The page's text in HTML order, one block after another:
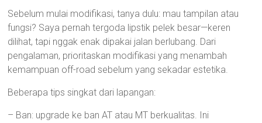
Sebelum mulai modifikasi, tanya dulu: mau tampilan atau
fungsi? Saya pernah tergoda lipstik pelek besar—keren
dilihat, tapi nggak enak dipakai jalan berlubang. Dari
pengalaman, prioritaskan modifikasi yang menambah
kemampuan off-road sebelum yang sekadar estetika.
Beberapa tips singkat dari lapangan:
– Ban: upgrade ke ban AT atau MT berkualitas. Ini